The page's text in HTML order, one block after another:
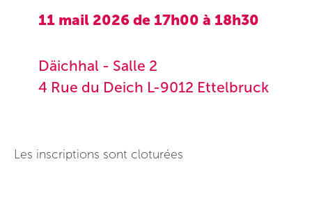
11 mail 2026 de 17h00 à 18h30
Däichhal - Salle 2
4 Rue du Deich L-9012 Ettelbruck
Les inscriptions sont cloturées